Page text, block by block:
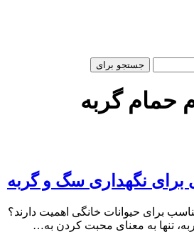
جستجو برای
حمام گربه
برای نگهداری سگ و گربه
برای حیوانات خانگی اهمیت دارند؟
تنها به معنای محبت کردن به…